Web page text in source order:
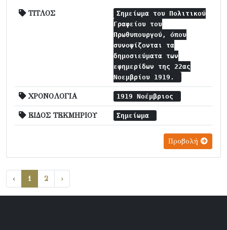
ΤΙΤΛΟΣ
Σημείωμα του Πολιτικού
Γραφείου του
Πρωθυπουργού, όπου
συνοψίζονται τα
δημοσιεύματα των
εφημερίδων της 22ας
Νοεμβρίου 1919.
ΧΡΟΝΟΛΟΓΙΑ 1919 Νοέμβριος
ΕΙΔΟΣ ΤΕΚΜΗΡΙΟΥ Σημείωμα
Προβολή
‹ 1 2 ›